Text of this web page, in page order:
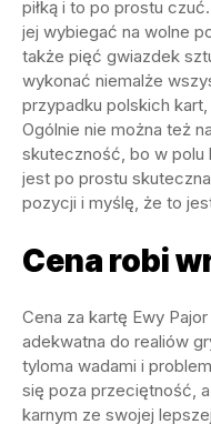
piłką i to po prostu
jej wybiegać na wolne
także pięć gwiazdek
wykonać niemalże
przypadku polskich
Ogólnie nie można też
skuteczność, bo w polu
jest po prostu
pozycji i myślę, że to
Cena robi
Cena za kartę Ewy
adekwatna do realiów
tyloma wadami i
się poza przeciętność,
karnym ze swojej